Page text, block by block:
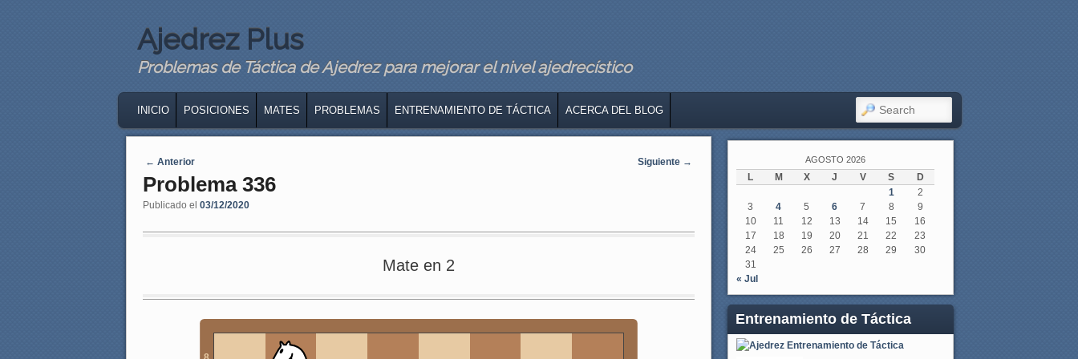
Ajedrez Plus
Problemas de Táctica de Ajedrez para mejorar el nivel ajedrecístico
SKIP TO PRIMARY CONTENT
SKIP TO SECONDARY CONTENT
INICIO POSICIONES MATES PROBLEMAS ENTRENAMIENTO DE TÁCTICA ACERCA DEL BLOG SEARCH
Navegaci�n de entradas
← Anterior Siguiente →
Problema 336
Publicado el 03/12/2020
Mate en 2
AGOSTO 2026
L M X J V S
D
1
2
3
4 5 6 7 8
9
10
11 12 13 14 15
16
17
18 19 20 21 22
23
24
25 26 27 28 29
30
31
« Jul
Entrenamiento de Táctica